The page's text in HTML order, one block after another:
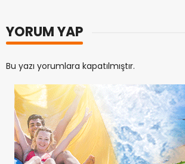
YORUM YAP
Bu yazı yorumlara kapatılmıştır.